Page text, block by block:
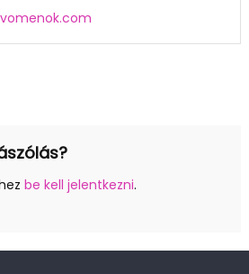
be kell jelentkezni.